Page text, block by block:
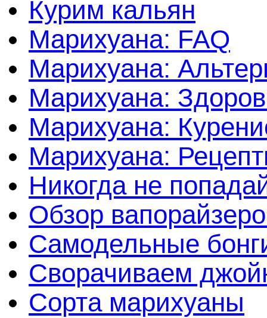
Курим кальян
Марихуана: FAQ
Марихуана:
Марихуана:
Марихуана:
Марихуана:
Никогда не
Обзор
Самодельные
Сворачиваем
Сорта марихуаны